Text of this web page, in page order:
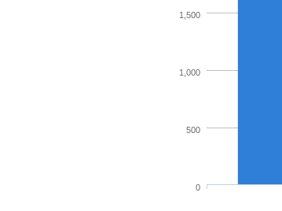
0
500
1,000
1,500